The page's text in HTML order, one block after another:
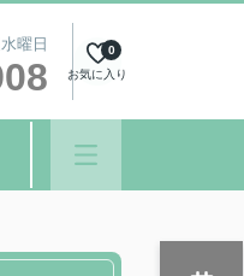
曜日
お気に入り
0